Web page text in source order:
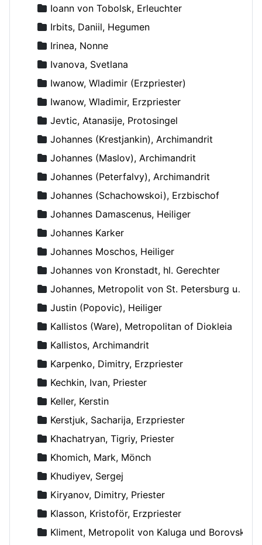
Ioann von Tobolsk, Erleuchter
Irbits, Daniil, Hegumen
Irinea, Nonne
Ivanova, Svetlana
Iwanow, Wladimir (Erzpriester)
Iwanow, Wladimir, Erzpriester
Jevtic, Atanasije, Protosingel
Johannes (Krestjankin), Archimandrit
Johannes (Maslov), Archimandrit
Johannes (Peterfalvy), Archimandrit
Johannes (Schachowskoi), Erzbischof
Johannes Damascenus, Heiliger
Johannes Karker
Johannes Moschos, Heiliger
Johannes von Kronstadt, hl. Gerechter
Johannes, Metropolit von St. Petersburg und Ladoga
Justin (Popovic), Heiliger
Kallistos (Ware), Metropolitan of Diokleia
Kallistos, Archimandrit
Karpenko, Dimitry, Erzpriester
Kechkin, Ivan, Priester
Keller, Kerstin
Kerstjuk, Sacharija, Erzpriester
Khachatryan, Tigriy, Priester
Khomich, Mark, Mönch
Khudiyev, Sergej
Kiryanov, Dimitry, Priester
Klasson, Kristoför, Erzpriester
Kliment, Metropolit von Kaluga und Borovsk